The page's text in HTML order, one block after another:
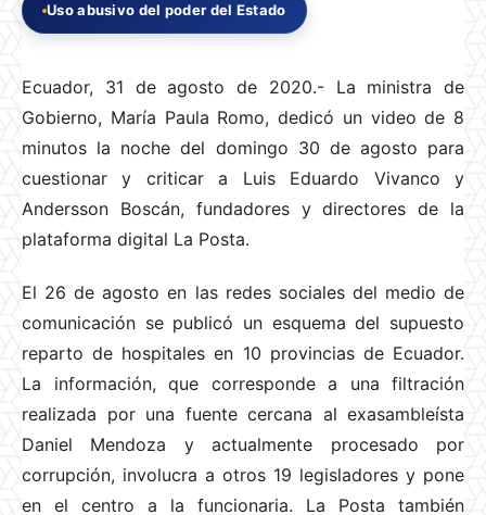
Uso abusivo del poder del Estado
Ecuador, 31 de agosto de 2020.- La ministra de
Gobierno, María Paula Romo, dedicó un video de 8
minutos la noche del domingo 30 de agosto para
cuestionar y criticar a Luis Eduardo Vivanco y
Andersson Boscán, fundadores y directores de la
plataforma digital La Posta.
El 26 de agosto en las redes sociales del medio de
comunicación se publicó un esquema del supuesto
reparto de hospitales en 10 provincias de Ecuador.
La información, que corresponde a una filtración
realizada por una fuente cercana al exasambleísta
Daniel Mendoza y actualmente procesado por
corrupción, involucra a otros 19 legisladores y pone
en el centro a la funcionaria. La Posta también